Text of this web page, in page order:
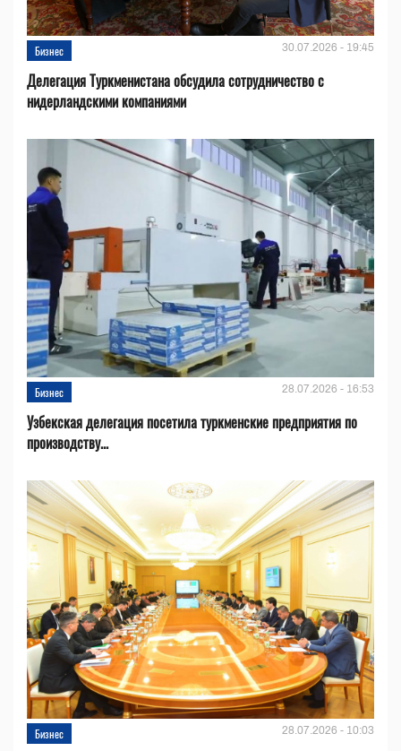
Бизнес 30.07.2026 - 19:45
Делегация Туркменистана обсудила сотрудничество с
нидерландскими компаниями
Бизнес 28.07.2026 - 16:53
Узбекская делегация посетила туркменские предприятия по
производству...
Бизнес 28.07.2026 - 10:03